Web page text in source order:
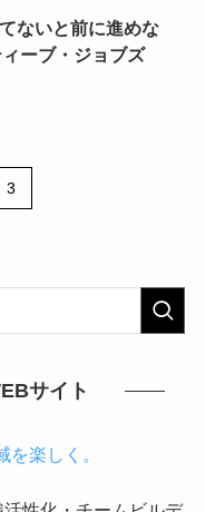
てないと前に進めな
ーブ・ジョブズ
3
サイト
楽しく。